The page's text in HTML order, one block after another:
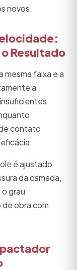
novos.
Resultado
mesma faixa e a
a
contato
é ajustado
da camada,
grau
obra com